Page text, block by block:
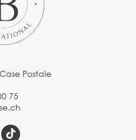
Postale
75